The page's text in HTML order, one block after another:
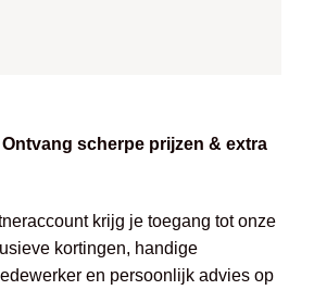
scherpe prijzen & extra
krijg je toegang tot onze
kortingen, handige
en persoonlijk advies op